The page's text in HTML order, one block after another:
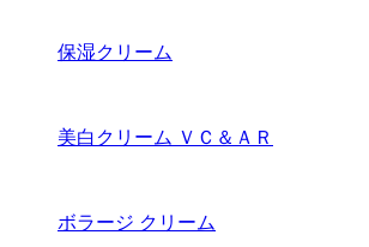
保湿クリーム
美白クリーム ＶＣ＆ＡＲ
ボラージ クリーム